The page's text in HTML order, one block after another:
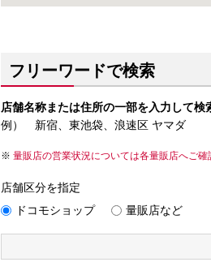
フリーワードで検索
店舗名称または住所の一部を入力して検
例） 新宿、東池袋、浪速区 ヤマダ
量販店の営業状況については各量販店へご確
店舗区分を指定
ドコモショップ
量販店など